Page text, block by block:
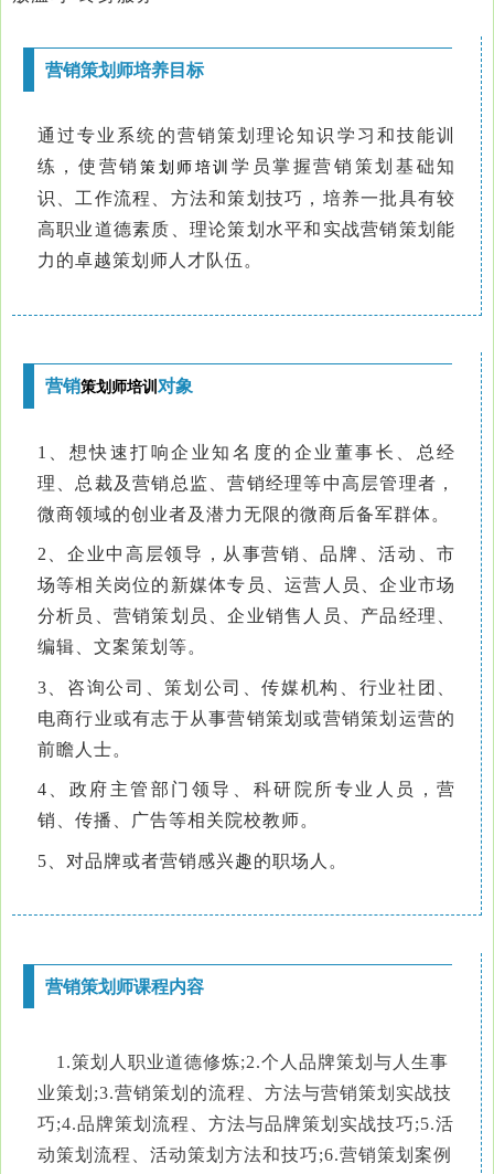
营销策划师培养目标
通过专业系统的营销策划理论知识学习和技能训
练，使营销 策划师培训学员掌握营销策划基础知
识、工作流程、方法和策划技巧，培养一批具有较
高职业道德素质、理论策划水平和实战营销策划能
力的卓越策划师人才队伍。
营销策划师培训 对象
1、想快速打响企业知名度的企业董事长、总经
理、总裁及营销总监、营销经理等中高层管理者，
微商领域的创业者及潜力无限的微商后备军群体。
2、企业中高层领导，从事营销、品牌、活动、市
场等相关岗位的新媒体专员、运营人员、企业市场
分析员、营销策划员、企业销售人员、产品经理、
编辑、文案策划等。
3、咨询公司、策划公司、传媒机构、行业社团、
电商行业或有志于从事营销策划或营销策划运营的
前瞻人士。
4、政府主管部门领导、科研院所专业人员，营
销、传播、广告等相关院校教师。
5、对品牌或者营销感兴趣的职场人。
营销策划师课程内容
1.策划人职业道德修炼;2.个人品牌策划与人生事
业策划;3.营销策划的流程、方法与营销策划实战技
巧;4.品牌策划流程、方法与品牌策划实战技巧;5.活
动策划流程、活动策划方法和技巧;6.营销策划案例